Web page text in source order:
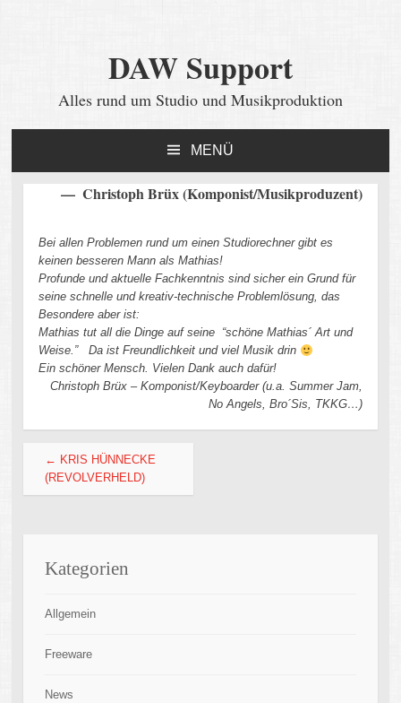
DAW Support
Alles rund um Studio und Musikproduktion
MENÜ
Christoph Brüx (Komponist/Musikproduzent)
Bei allen Problemen rund um einen Studiorechner gibt es
keinen besseren Mann als Mathias!
Profunde und aktuelle Fachkenntnis sind sicher ein Grund für
seine schnelle und kreativ-technische Problemlösung, das
Besondere aber ist:
Mathias tut all die Dinge auf seine “schöne Mathias´ Art und
Weise.” Da ist Freundlichkeit und viel Musik drin
Ein schöner Mensch. Vielen Dank auch dafür!
Christoph Brüx – Komponist/Keyboarder (u.a. Summer Jam,
No Angels, Bro´Sis, TKKG…)
Beitragsnavigation
← KRIS HÜNNECKE
(REVOLVERHELD)
Kategorien
Allgemein
Freeware
News